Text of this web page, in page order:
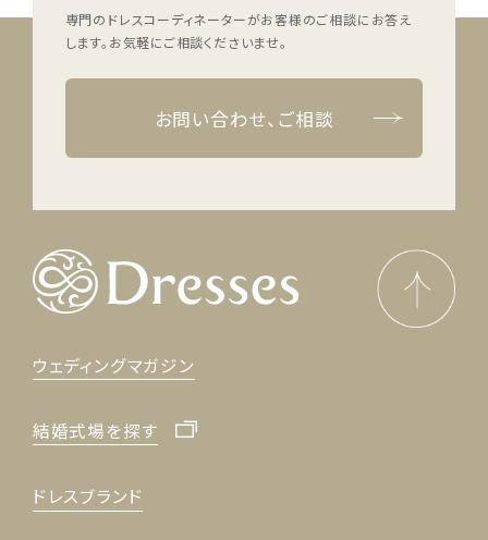
専門のドレスコーディネーターがお客様のご相談にお答え
します。 お気軽にご相談くださいませ。
お問い合わせ、ご相談
ウェディングマガジン
結婚式場を探す
ドレスブランド